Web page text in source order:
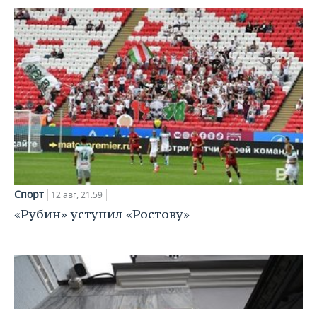
Спорт 12 авг, 21:59
«Рубин» уступил «Ростову»